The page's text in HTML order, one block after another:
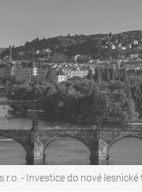
- Investice do nové lesnické